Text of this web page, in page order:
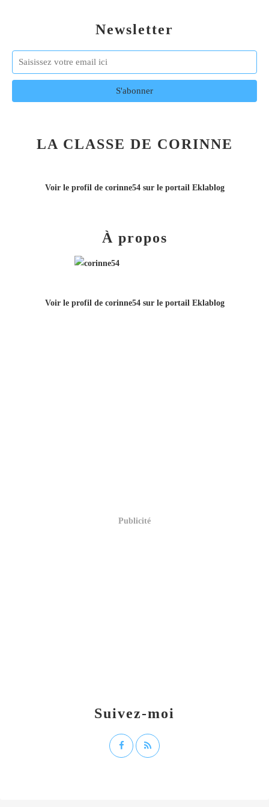
Newsletter
LA CLASSE DE CORINNE
Voir le profil de corinne54sur le portail Eklablog
Suivez-moi
À propos
Voir le profil de corinne54sur le portail Eklablog
Publicité